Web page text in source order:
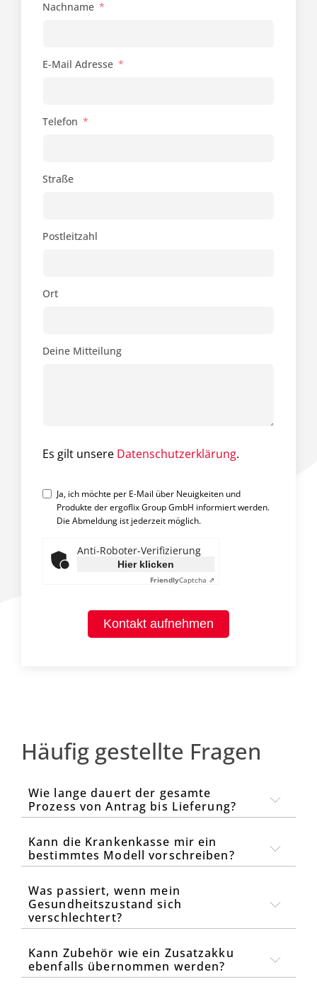
Nachname
E-Mail Adresse
Telefon
Straße
Postleitzahl
Ort
Deine Mitteilung
Es gilt unsere Datenschutzerklärung.
Ja, ich möchte per E-Mail über Neuigkeiten und
Produkte der ergoflix Group GmbH informiert werden.
Die Abmeldung ist jederzeit möglich.
Anti-Roboter-Verifizierung
Hier klicken
FriendlyCaptcha ⇗
Kontakt aufnehmen
Häufig gestellte Fragen
Wie lange dauert der gesamte
Prozess von Antrag bis Lieferung?
Kann die Krankenkasse mir ein
bestimmtes Modell vorschreiben?
Was passiert, wenn mein
Gesundheitszustand sich
verschlechtert?
Kann Zubehör wie ein Zusatzakku
ebenfalls übernommen werden?